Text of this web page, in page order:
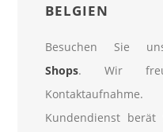
BELGIEN
Besuchen Sie
Shops. Wir
Kundendienst